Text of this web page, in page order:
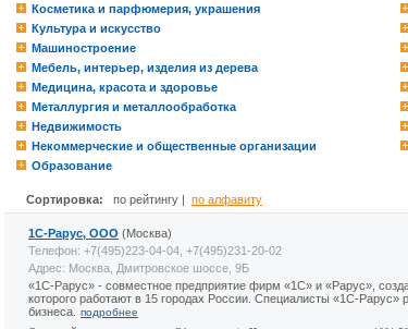
Косметика и парфюмерия, украшения
Культура и искусство
Машиностроение
Мебель, интерьер, изделия из дерева
Медицина, красота и здоровье
Металлургия и металлообработка
Недвижимость
Некоммерческие и общественные организации
Образование
Сортировка: по рейтингу | по алфавиту
1С-Рарус, ООО (Москва)
Телефон: +7(495)223-04-04, +7(495)231-20-02
Адрес: Москва, Дмитровское шоссе, 9Б
«1С-Рарус» - совместное предприятие фирм «1С» и «Рарус»,
которого работают в 15 городах России. Специалисты «1С-
бизнеса.
подробнее